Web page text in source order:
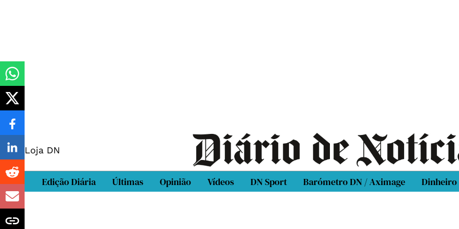
Loja DN
Edição Diária Últimas Opinião Vídeos DN Sport Barómetro DN / Aximage Dinheiro